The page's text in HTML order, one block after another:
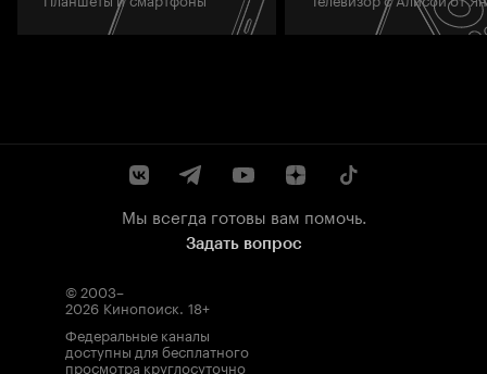
Мы всегда готовы вам помочь.
Задать вопрос
© 2003–
2026 Кинопоиск. 18+
Федеральные каналы
доступны для бесплатного
просмотра круглосуточно